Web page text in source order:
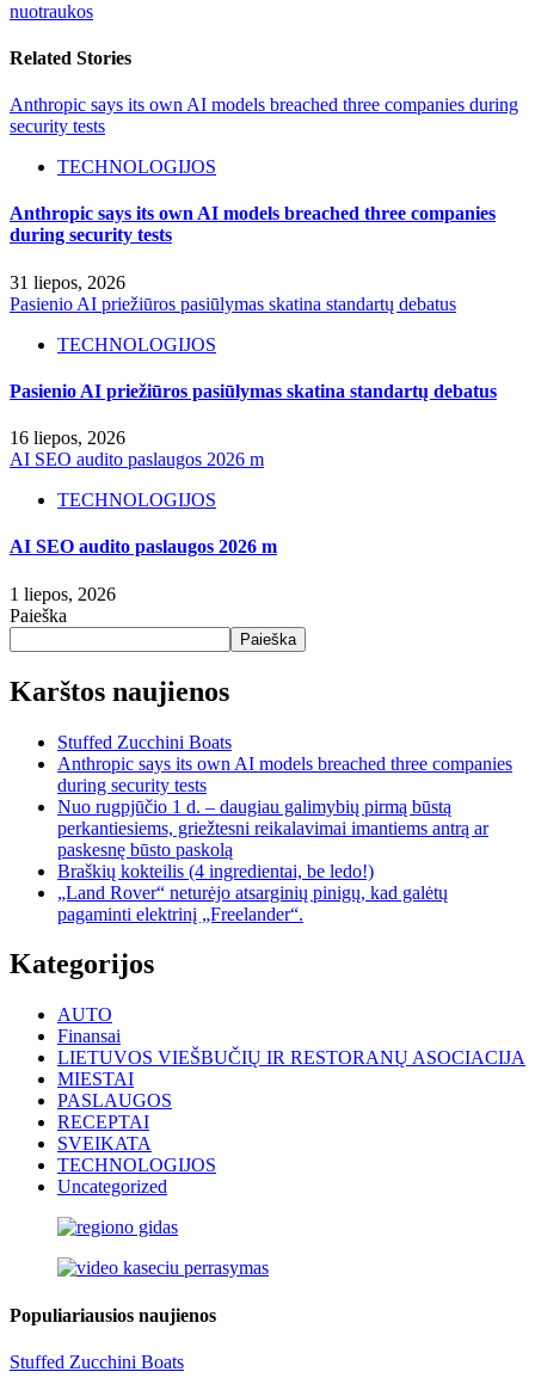
nuotraukos
Related Stories
Anthropic says its own AI models breached three companies during
security tests
TECHNOLOGIJOS
Anthropic says its own AI models breached three companies
during security tests
31 liepos, 2026
Pasienio AI priežiūros pasiūlymas skatina standartų debatus
TECHNOLOGIJOS
Pasienio AI priežiūros pasiūlymas skatina standartų debatus
16 liepos, 2026
AI SEO audito paslaugos 2026 m
TECHNOLOGIJOS
AI SEO audito paslaugos 2026 m
1 liepos, 2026
Paieška
Paieška
Karštos naujienos
Stuffed Zucchini Boats
Anthropic says its own AI models breached three companies
during security tests
Nuo rugpjūčio 1 d. – daugiau galimybių pirmą būstą
perkantiesiems, griežtesni reikalavimai imantiems antrą ar
paskesnę būsto paskolą
Braškių kokteilis (4 ingredientai, be ledo!)
„Land Rover“ neturėjo atsarginių pinigų, kad galėtų
pagaminti elektrinį „Freelander“.
Kategorijos
AUTO
Finansai
LIETUVOS VIEŠBUČIŲ IR RESTORANŲ ASOCIACIJA
MIESTAI
PASLAUGOS
RECEPTAI
SVEIKATA
TECHNOLOGIJOS
Uncategorized
Populiariausios naujienos
Stuffed Zucchini Boats